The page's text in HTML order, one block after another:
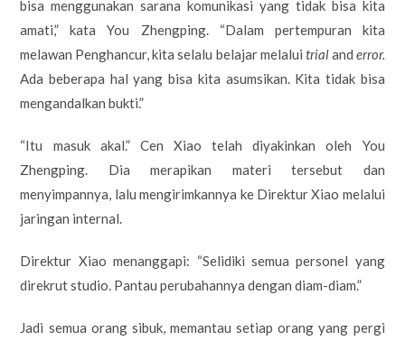
bisa menggunakan sarana komunikasi yang tidak bisa kita
amati,” kata You Zhengping. “Dalam pertempuran kita
melawan Penghancur, kita selalu belajar melalui trialand error.
Ada beberapa hal yang bisa kita asumsikan. Kita tidak bisa
mengandalkan bukti.”
“Itu masuk akal.” Cen Xiao telah diyakinkan oleh You
Zhengping. Dia merapikan materi tersebut dan
menyimpannya, lalu mengirimkannya ke Direktur Xiao melalui
jaringan internal.
Direktur Xiao menanggapi: “Selidiki semua personel yang
direkrut studio. Pantau perubahannya dengan diam-diam.”
Jadi semua orang sibuk, memantau setiap orang yang pergi